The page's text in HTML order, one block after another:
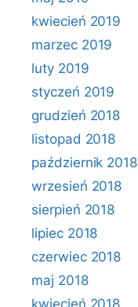
kwiecień 2019
marzec 2019
luty 2019
styczeń 2019
grudzień 2018
listopad 2018
październik 2018
wrzesień 2018
sierpień 2018
lipiec 2018
czerwiec 2018
maj 2018
kwiecień 2018